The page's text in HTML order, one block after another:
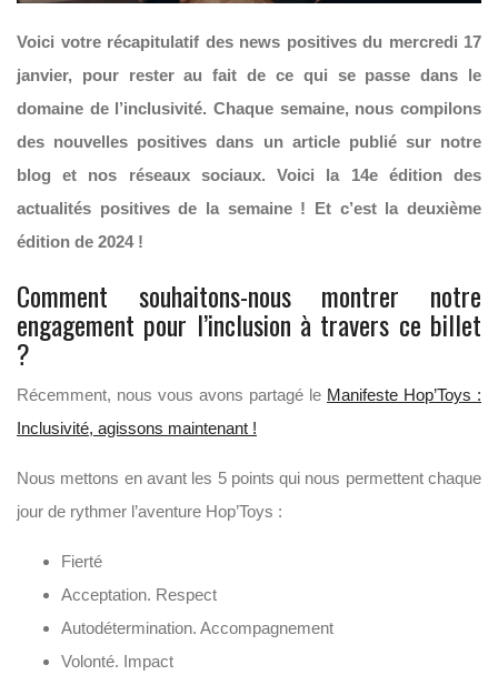
Voici votre récapitulatif des news positives du mercredi 17
janvier, pour rester au fait de ce qui se passe dans le
domaine de l’inclusivité. Chaque semaine, nous compilons
des nouvelles positives dans un article publié sur notre
blog et nos réseaux sociaux. Voici la 14e édition des
actualités positives de la semaine ! Et c’est la deuxième
édition de 2024 !
Comment souhaitons-nous montrer notre
engagement pour l’inclusion à travers ce billet
?
Récemment, nous vous avons partagé le Manifeste Hop’Toys :
Inclusivité, agissons maintenant !
Nous mettons en avant les 5 points qui nous permettent chaque
jour de rythmer l’aventure Hop’Toys :
Fierté
Acceptation. Respect
Autodétermination. Accompagnement
Volonté. Impact